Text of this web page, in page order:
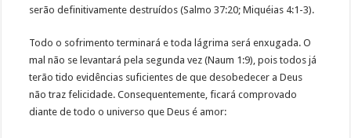
serão definitivamente destruídos (Salmo 37:20; Miquéias 4:1-3).
Todo o sofrimento terminará e toda lágrima será enxugada. O
mal não se levantará pela segunda vez (Naum 1:9), pois todos já
terão tido evidências suficientes de que desobedecer a Deus
não traz felicidade. Consequentemente, ficará comprovado
diante de todo o universo que Deus é amor: